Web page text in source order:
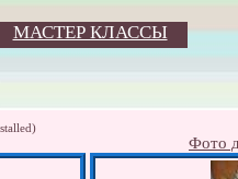
МАСТЕР КЛАССЫ
Фото